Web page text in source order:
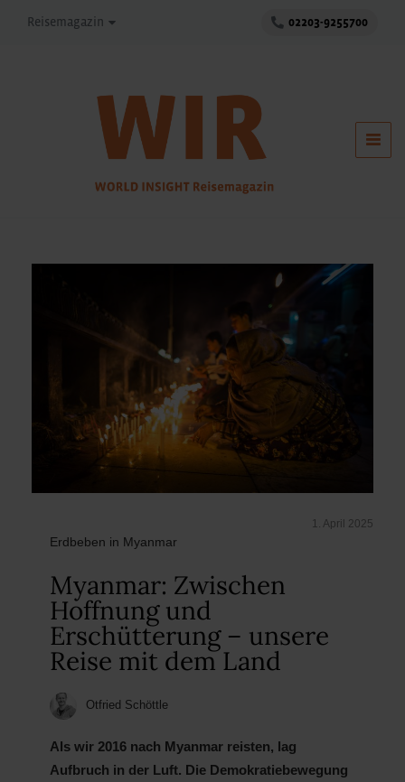
Reisemagazin 02203-9255700
Erdbeben in Myanmar
1. April 2025
Myanmar: Zwischen
Hoffnung und
Erschütterung – unsere
Reise mit dem Land
Otfried Schöttle
Als wir 2016 nach Myanmar reisten, lag
Aufbruch in der Luft. Die Demokratiebewegung